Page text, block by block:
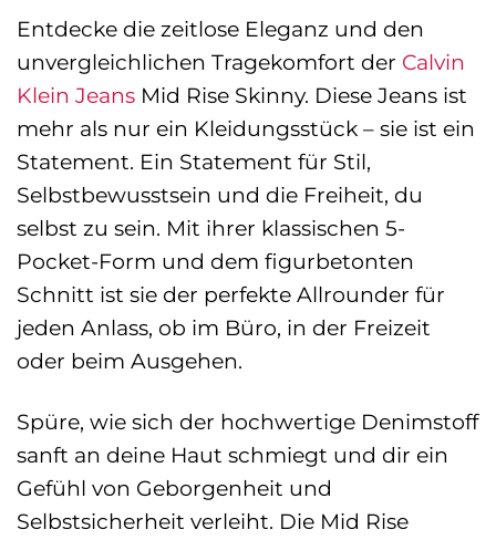
Entdecke die zeitlose Eleganz und den
unvergleichlichen Tragekomfort der Calvin
Klein Jeans Mid Rise Skinny. Diese Jeans ist
mehr als nur ein Kleidungsstück – sie ist ein
Statement. Ein Statement für Stil,
Selbstbewusstsein und die Freiheit, du
selbst zu sein. Mit ihrer klassischen 5-
Pocket-Form und dem figurbetonten
Schnitt ist sie der perfekte Allrounder für
jeden Anlass, ob im Büro, in der Freizeit
oder beim Ausgehen.
Spüre, wie sich der hochwertige Denimstoff
sanft an deine Haut schmiegt und dir ein
Gefühl von Geborgenheit und
Selbstsicherheit verleiht. Die Mid Rise